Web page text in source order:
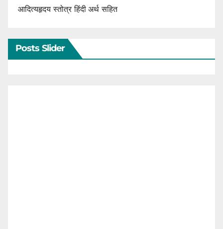
आदित्यहृदय स्तोत्र हिंदी अर्थ सहित
Posts Slider